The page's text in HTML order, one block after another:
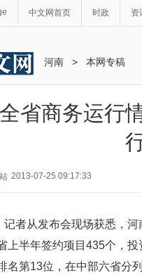
中文网首页 时政 资
河南 > 本网专稿
省商务运行
2013-07-25 09:17:33
记者从发布会现场获悉，
上半年签约项目435个，
名第13位，在中部六省分